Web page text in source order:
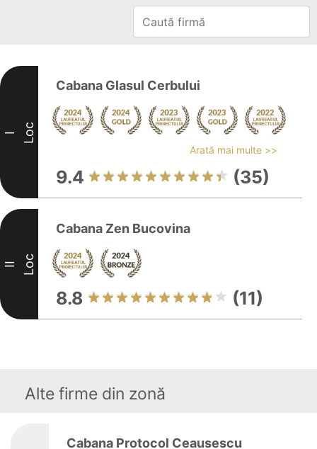
I Loc
Cabana Glasul Cerbului
Arată mai multe >>
9.4 (35)
II Loc
Cabana Zen Bucovina
8.8 (11)
Alte firme din zonă
Cabana Protocol Ceausescu